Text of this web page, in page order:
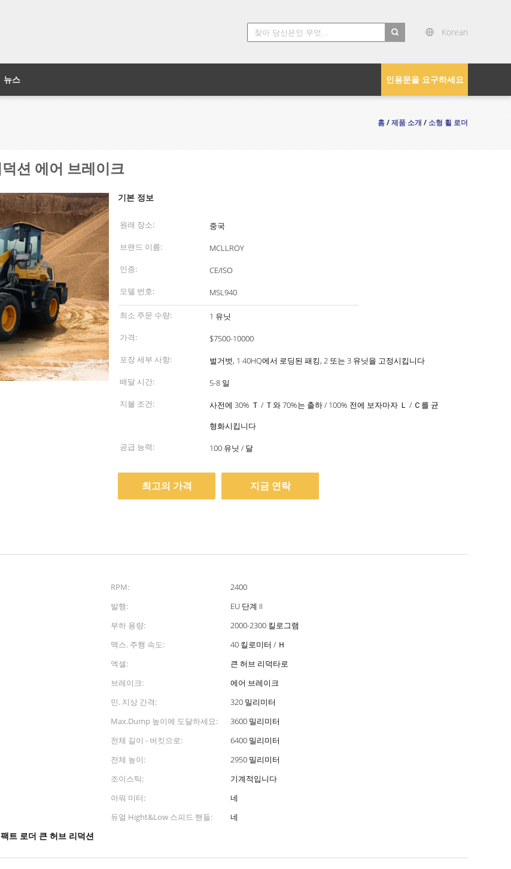
Korean
인용문을 요구하세요
뉴스
홈/제품 소개/소형 휠 로더
션 에어 브레이크
기본 정보
원래 장소:
중국
브랜드 이름:
MCLLROY
인증:
CE/ISO
모델 번호:
MSL940
최소 주문 수량:
1 유닛
가격:
$7500-10000
포장 세부 사항:
벌거벗, 1 40HQ에서 로딩된 패킹, 2 또는 3 유닛을 고정시킵니다
배달 시간:
5-8 일
지불 조건:
사전에 30% Ｔ / Ｔ와 70%는 출하 / 100% 전에 보자마자 Ｌ / Ｃ를 균
형화시킵니다
공급 능력:
100 유닛 / 달
최고의 가격 지금 연락
RPM:
2400
발행:
EU 단계 II
부하 용량:
2000-2300 킬로그램
맥스. 주행 속도:
40 킬로미터 / Ｈ
엑셀:
큰 허브 리덕타로
브레이크:
에어 브레이크
민. 지상 간격:
320 밀리미터
Max.Dump 높이에 도달하세요:
3600 밀리미터
전체 길이 - 버킷으로:
6400 밀리미터
전체 높이:
2950 밀리미터
조이스틱:
기계적입니다
아워 미터:
네
듀얼 Hight&Low 스피드 핸들:
네
트 로더 큰 허브 리덕션